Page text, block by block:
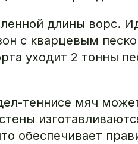
длины ворс.
с кварцевым
уходит 2 тонны
теннисе мяч
обеспечивает